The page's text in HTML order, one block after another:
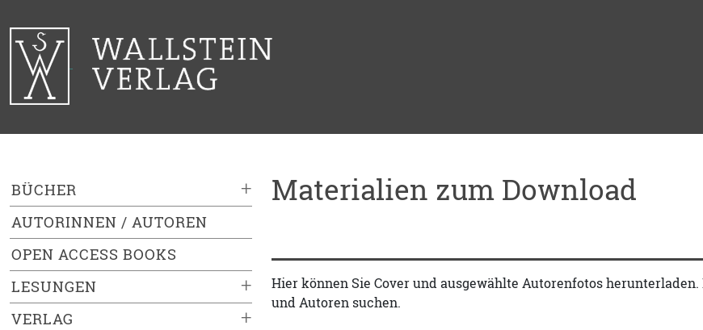
+
BÜCHER
AUTORINNEN / AUTOREN
OPEN ACCESS BOOKS
+
LESUNGEN
+
VERLAG
Materialien zum Download
Hier können Sie Cover und ausgewählte Autorenfotos
und Autoren suchen.